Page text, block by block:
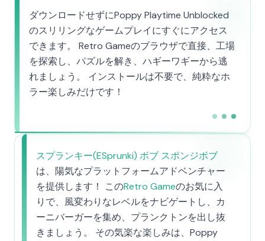
ダウンロードせずにPoppy Playtime Unblocked
のスリリングなゲームプレイにすぐにアクセス
できます。 Retro Gameのブラウザで直接、工場
を探索し、パズルを解き、ハギーワギーから逃
れましょう。 インストールは不要で、純粋なホ
ラー楽しみだけです！
スプランキー(ESprunki) ボブ スポンジボブ
は、陽気なプラットフォームアドベンチャー
を提供します！ このRetro Gameのお気に入
りで、風変わりなレベルをナビゲートし、カ
ーニバーガーを集め、プランクトンを出し抜
きましょう。 その気楽な楽しみは、Poppy